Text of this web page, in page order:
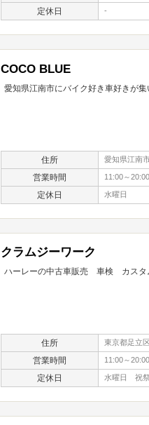
定休日 -
COCO BLUE
愛知県江南市にバイク好き車好きが
住所 愛知県江南
営業時間 11:00～20:00
定休日 水曜日
クラムジーワーク
ハーレーの中古車販売 車検 カス
住所 東京都足立
営業時間 11:00～
定休日 水曜日 祝